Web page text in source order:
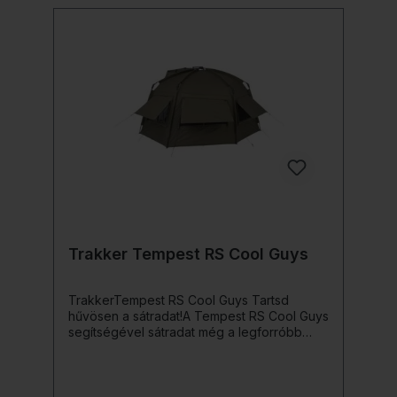
részletei: Részünk a moduláris „Solar
Snap-Loc mágneses rendszer (egy újabb
újítás a Solar iparágban) biztosítja, hogy a
háló MINDIG bezáródik, megakadályozva az
ízeltlábúak bejutását Kompatibilis az SP UNI
Spider és South Westerly Pro Uni Spider
Trakker Tempest RS Cool Guys
TrakkerTempest RS Cool Guys Tartsd
hűvösen a sátradat!A Tempest RS Cool Guys
segítségével sátradat még a legforróbb